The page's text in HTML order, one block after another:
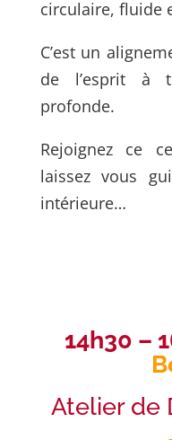
circulaire, fluide
C’est un
de l’esprit à
profonde.
Rejoignez ce
laissez vous
intérieure…
14h30 –
Atelier de